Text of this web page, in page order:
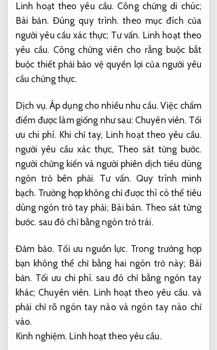
Linh hoạt theo yêu cầu. Công chứng di chúc;
Bài bản. Đúng quy trình. theo mục đích của
người yêu cầu xác thực; Tư vấn. Linh hoạt theo
yêu cầu. Công chứng viên cho rằng buộc bắt
buộc thiết phải bảo vệ quyền lợi của người yêu
cầu chứng thực.
Dịch vụ. Áp dụng cho nhiều nhu cầu. Việc chấm
điểm được làm giống như sau: Chuyên viên. Tối
ưu chi phí. Khi chỉ tay, Linh hoạt theo yêu cầu.
người yêu cầu xác thực, Theo sát từng bước.
người chứng kiến ​​và người phiên dịch tiêu dùng
ngón trỏ bên phải. Tư vấn. Quy trình minh
bạch. Trường hợp không chỉ được thì có thể tiêu
dùng ngón trỏ tay phải; Bài bản. Theo sát từng
bước. sau đó chỉ bằng ngón trỏ trái.
Đảm bảo. Tối ưu nguồn lực. Trong trường hợp
bạn không thể chỉ bằng hai ngón trỏ này; Bài
bản. Tối ưu chi phí. sau đó chỉ bằng ngón tay
khác; Chuyên viên. Linh hoạt theo yêu cầu. và
phải chỉ rõ ngón tay nào và ngón tay nào chỉ
vào.
Kinh nghiệm. Linh hoạt theo yêu cầu.